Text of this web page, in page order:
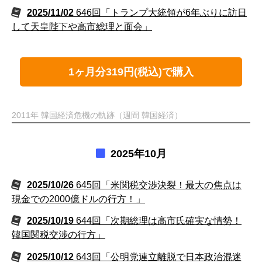
2025/11/02 646回「トランプ大統領が6年ぶりに訪日
して天皇陛下や高市総理と面会」
1ヶ月分319円(税込)で購入
2011年 韓国経済危機の軌跡（週間 韓国経済）
2025年10月
2025/10/26 645回「米関税交渉決裂！最大の焦点は
現金での2000億ドルの行方！」
2025/10/19 644回「次期総理は高市氏確実な情勢！
韓国関税交渉の行方」
2025/10/12 643回「公明党連立離脱で日本政治混迷